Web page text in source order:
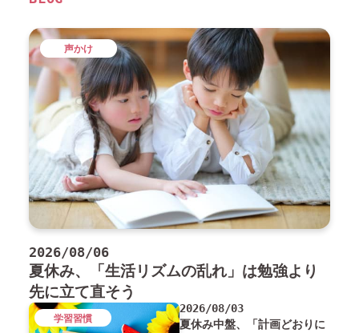
2026/08/06
夏休み、「生活リズムの乱れ」は勉強より
先に立て直そう
声かけ
2026/08/03
夏休み中盤、「計画どおりに
学習習慣